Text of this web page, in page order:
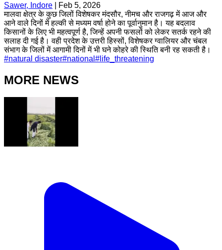
Sawer, Indore
Feb 5, 2026
मालवा क्षेत्र के कुछ जिलों विशेषकर मंदसौर, नीमच और राजगढ़ में आज और
आने वाले दिनों में हल्की से मध्यम वर्षा होने का पूर्वानुमान है। यह बदलाव
किसानों के लिए भी महत्वपूर्ण है, जिन्हें अपनी फसलों को लेकर सतर्क रहने की
सलाह दी गई है। वही प्रदेश के उत्तरी हिस्सों, विशेषकर ग्वालियर और चंबल
संभाग के जिलों में आगामी दिनों में भी घने कोहरे की स्थिति बनी रह सकती है।
#natural disaster#national # life_threatening
MORE NEWS